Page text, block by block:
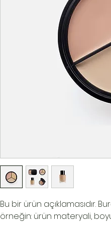
Bu bir ürün açıklamasıdır.
örneğin: ürün materyali,